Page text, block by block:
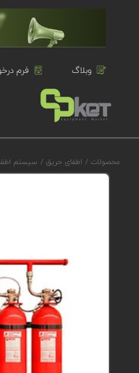
وبلاگ فرم
محصولات / اطفای حریق / سیستم